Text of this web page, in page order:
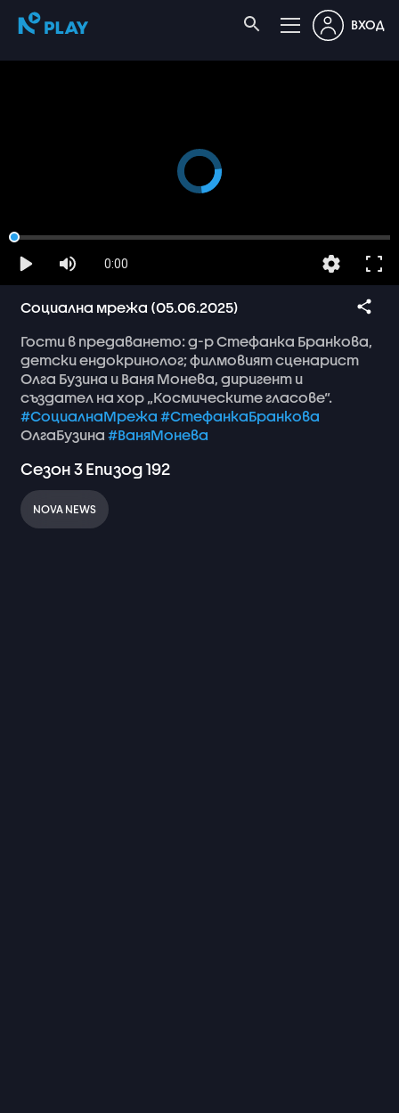
ВХОД
0:00
Социална мрежа (05.06.2025)
Гости в предаването:д-рСтефанка Бранкова,
детскиендокринолог;филмовиятсценарист
Олга Бузина и Ваня Монева, диригент и
създател на хор „Космическитегласове“.
#СоциалнаМрежа #СтефанкаБранкова
ОлгаБузина #ВаняМонева
Сезон 3Епизод192
NOVA NEWS